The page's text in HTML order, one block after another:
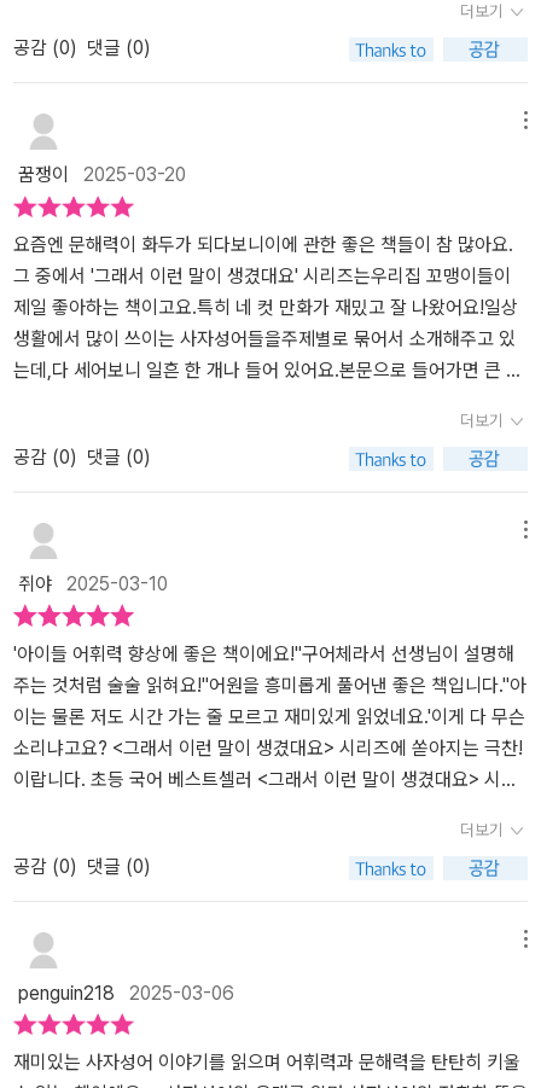
진진한 이야기와 네 칸 만화로 소개해서 아이들이 쉽게 받아들일 수
있도록 구성했어요. ‘결자해지(結者解之)’ 같은 어려운 표현도 단순
한 글이 아니라 그림과 함께 보면 훨씬 기억에 오래 남더라고요.예를
들어 ‘양두구육(羊頭狗肉)’은 겉과 속이 다른 사람을 비유하는 말인
데, 이 책에서는 엉뚱한 상인과 호기심 많은 손님이 등장하는 이야기
로 풀어내서 자연스럽게 뜻을 이해할 수 있게 해 줘요. ‘수어지교(水
魚之交)’처럼 깊은 우정을 나타내는 사자성어도 친구들의 우정을 소
재로 재미있게 설명해 주니까 어른뿐만 아니라 아이들도 흥미롭게 볼
수 있어요.그래서 이런 사자성어가 생겼대요 책은 초등학생뿐만 아니
라 아이들의 어휘력과 한자 실력을 키우고 싶은 부모님, 그리고 학생
들에게 유용한 학습자료를 찾는 선생님들께도 추천하고 싶어요. 어렵
다고 느껴졌던 사자성어가 한결 친숙하게 다가오는 경험을 할 수 있
자연스럽게 사자성어를 활용하는 날이 올지도 몰라요! 😊​<출판사에
제공받고 주관적으로 작성한 후기입니다>
더보기
공감 (0) 댓글 (0)
꿈쟁이 2025-03-20
요즘엔 문해력이 화두가 되다보니이에 관한 좋은 책들이 참 많아요.
그 중에서 '그래서 이런 말이 생겼대요' 시리즈는우리집 꼬맹이들이
제일 좋아하는 책이고요.특히 네 컷 만화가 재밌고 잘 나왔어요!일상
생활에서 많이 쓰이는 사자성어들을주제별로 묶어서 소개해주고 있
는데,다 세어보니 일흔 한 개나 들어 있어요.본문으로 들어가면 큰 글
로 사자성어가 쓰이는 상황을 보여줍니다.등산은 힘들지만 인생샷 찍
으면,고진감래(고생 끝에 즐거움이 온다)가될거라며 어렵게 산을 올
랐는데,휴대폰을 두고 왔대요ㅠ.ㅠ그리고 아래에는 사자성어의 겉뜻,
속뜻,예문, 비슷한 속담 들을 알려주고요,오른쪽에는 이 사자성어의
유래가 나와요.재미와 학습 효과를 다 얻을 수 있는완전 체계적인 구
성이에요.읽다보니 은근 모르는게 있더군요.아무리 하찮은 것이라도
저마다 장점이나 지혜가 있다는 뜻의 '노마지지'는 낯설었고요,우리말
인 줄 알았는데 '막무가내'도 사자성어였고,'구사일생'처럼 아이들이
배운 초급 한자로 구성된 사자성어도 있어서한자 초보인 우리집 꼬맹
이들이 어깨가 좀 올라갔습니다.'내가 쓰는 언어가 나의 한계'라고 하
잖아요.그렇다고 일부러 어려운 말을 쓸 필요는 없고요.다양하고 깊
은 어휘력을 위해 사자성어를 잘 익히면신문 기사나 책, 다양한 주제
휘력을 껑충 올려봅시다.출판사로부터 도서 협찬을 받았고 본인의 주
관적인 견해에 의하여 작성함
더보기
공감 (0) 댓글 (0)
쥐야 2025-03-10
'아이들 어휘력 향상에 좋은 책이에요!''구어체라서 선생님이 설명해
주는 것처럼 술술 읽혀요!''어원을 흥미롭게 풀어낸 좋은 책입니다.''아
이는 물론 저도 시간 가는 줄 모르고 재미있게 읽었네요.'​이게 다 무슨
소리냐고요? <그래서 이런 말이 생겼대요> 시리즈에 쏟아지는 극찬!
이랍니다. 초등 국어 베스트셀러 <그래서 이런 말이 생겼대요> 시리
미있게 알려주어 우리 친구들 사이에서 인기가 높아요. 말의 유래를
알면 어휘의 정확한 뜻뿐만 아니라 어떤 상황에서 사용해야 하는지
그 맥락과 뉘앙스를 자연스럽게 이해할 수 있게 돼요. 기억하기도 쉽
고, 깊이 있는 학습도 가능하죠. <그래서 이런 말이 생겼대요> 시리즈
는 1권 우리말, 2권 관용어, 3권 한자어, 4권 속담, 5권 고사성어, 6권
맞춤법에 이어 7권 사자성어 편을 발간했어요. 사자성어는 오래전부
터 전해 내려온 말로 '사자'는 한자 네 글자로 이루어졌다는 뜻이고
'성어'는 옛사람들이 만든 말이라는 뜻이에요. 한마디로 사자성어는
더보기
공감 (0) 댓글 (0)
penguin218 2025-03-06
재미있는 사자성어 이야기를 읽으며 어휘력과 문해력을 탄탄히 키울